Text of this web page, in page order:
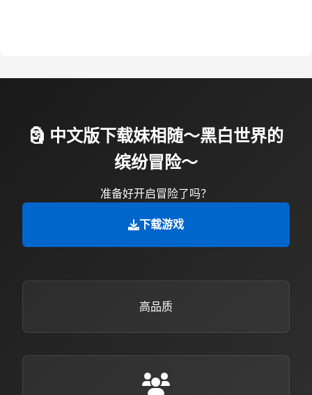
🗿 中文版下载妹相随～黑白世界的
缤纷冒险～
准备好开启冒险了吗？
下载游戏
高品质